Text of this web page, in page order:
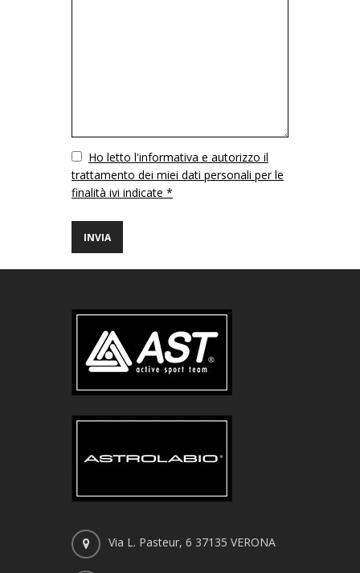
VuotoHo letto l'informativa e autorizzo il
trattamento dei miei dati personali per le
finalità ivi indicate *
Via L. Pasteur, 6 37135 VERONA